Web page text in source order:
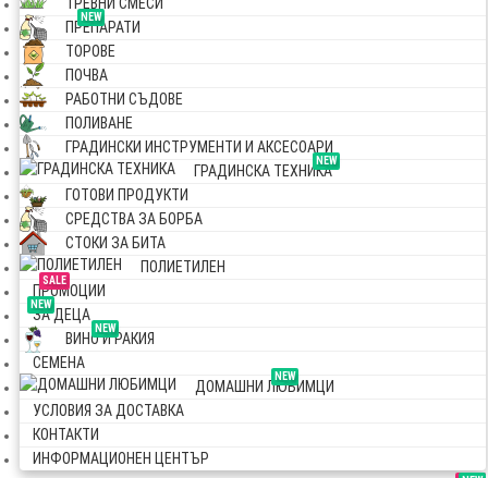
ТРЕВНИ СМЕСИ
NEW
ПРЕПАРАТИ
ТОРОВЕ
ПОЧВА
РАБОТНИ СЪДОВЕ
ПОЛИВАНЕ
ГРАДИНСКИ ИНСТРУМЕНТИ И АКСЕСОАРИ
NEW
ГРАДИНСКА ТЕХНИКА
ГОТОВИ ПРОДУКТИ
СРЕДСТВА ЗА БОРБА
СТОКИ ЗА БИТА
ПОЛИЕТИЛЕН
SALE
ПРОМОЦИИ
NEW
ЗА ДЕЦА
NEW
ВИНО И РАКИЯ
СЕМЕНА
NEW
ДОМАШНИ ЛЮБИМЦИ
УСЛОВИЯ ЗА ДОСТАВКА
КОНТАКТИ
ИНФОРМАЦИОНЕН ЦЕНТЪР